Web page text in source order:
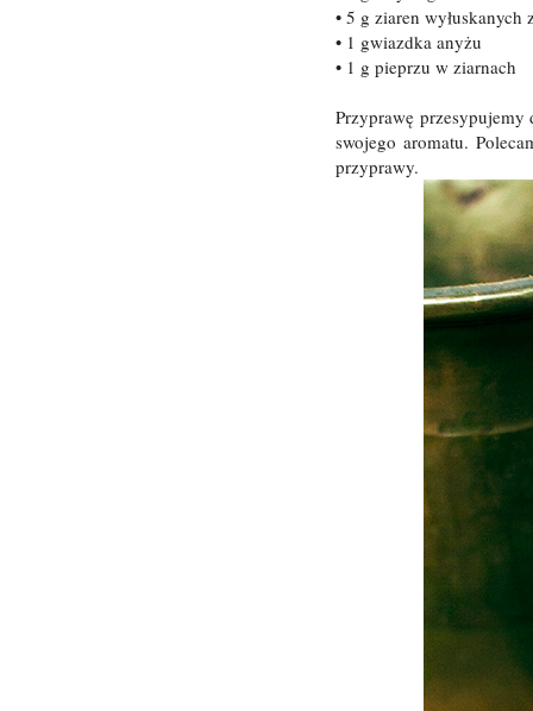
• 5 g ziaren wyłuskanych
• 1 gwiazdka anyżu
• 1 g pieprzu w ziarnach
Przyprawę
swojego aromatu.
przyprawy.